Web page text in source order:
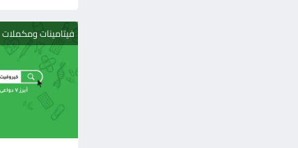
فيتامينات ومكملات